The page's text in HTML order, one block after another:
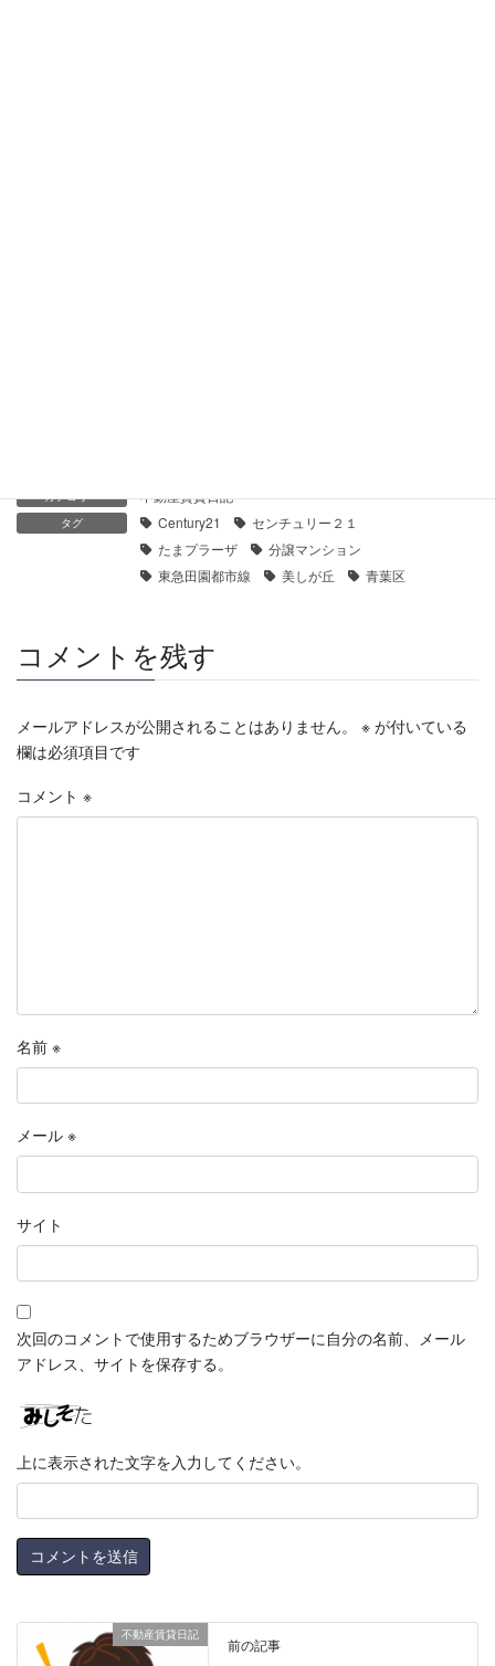
カテゴリー 不動産賃貸日記
タグ Century21
センチュリー２１
たまプラーザ
分譲マンション
東急田園都市線
美しが丘 青葉区
コメントを残す
メールアドレスが公開されることはありません。 ※ が付いている
欄は必須項目です
コメント ※
名前 ※
メール ※
サイト
次回のコメントで使用するためブラウザーに自分の名前、メール
アドレス、サイトを保存する。
上に表示された文字を入力してください。
不動産賃貸日記
前の記事